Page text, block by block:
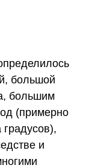
большой
большим
(примерно
и